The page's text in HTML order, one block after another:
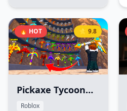
的武器和盔甲，并与怪物
战斗。核心玩法循环为：
挖矿 → 锻造 → 战斗/交
易。
🔥 HOT ⭐ 9.8
Pickaxe Tycoon
(镐头大亨)
Roblox